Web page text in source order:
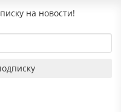
на новости!